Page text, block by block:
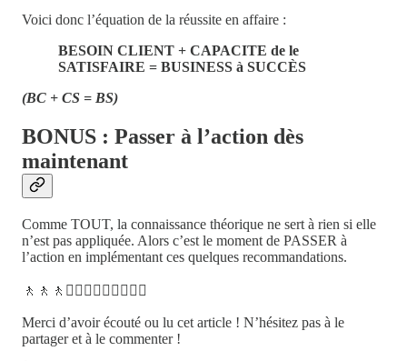
Voici donc l’équation de la réussite en affaire :
BESOIN CLIENT + CAPACITE de le
SATISFAIRE = BUSINESS à SUCCÈS
(BC + CS = BS)
BONUS : Passer à l’action dès
maintenant
Comme TOUT, la connaissance théorique ne sert à rien si elle
n’est pas appliquée. Alors c’est le moment de PASSER à
l’action en implémentant ces quelques recommandations.
🚶🚶🚶🚶🏾‍♀️🚶🏾‍♀️🚶🏾‍♀️
Merci d’avoir écouté ou lu cet article ! N’hésitez pas à le
partager et à le commenter !